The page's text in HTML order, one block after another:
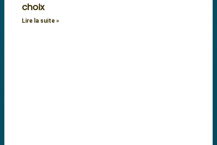
choix
Lire la suite »